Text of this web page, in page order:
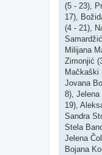
(5 - 23),
17),
(4 - 21),
Milijana
Zimonjić
Mačkaški
Jovana
8),
19),
Sandra
Stela
Jelena
Bojana